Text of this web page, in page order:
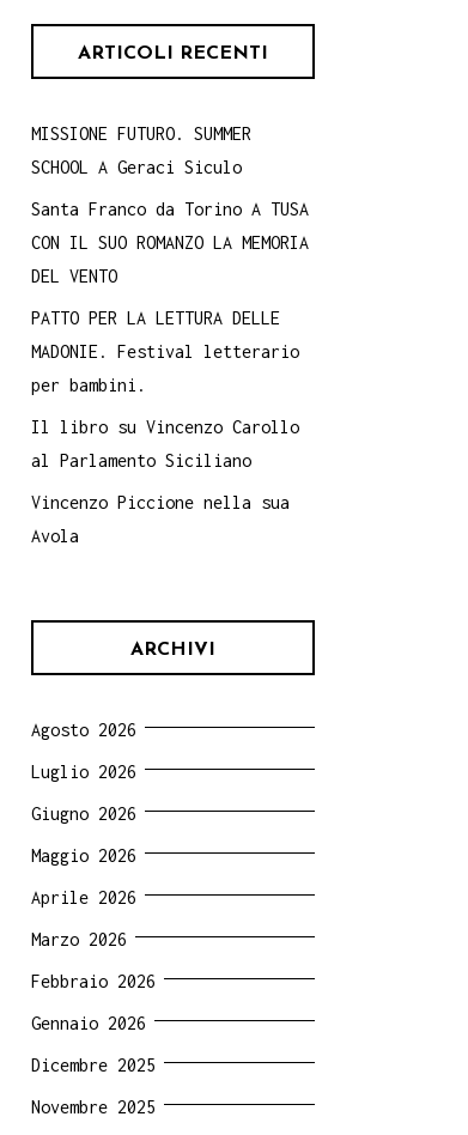
ARTICOLI RECENTI
MISSIONE FUTURO. SUMMER
SCHOOL A Geraci Siculo
Santa Franco da Torino A TUSA
CON IL SUO ROMANZO LA MEMORIA
DEL VENTO
PATTO PER LA LETTURA DELLE
MADONIE. Festival letterario
per bambini.
Il libro su Vincenzo Carollo
al Parlamento Siciliano
Vincenzo Piccione nella sua
Avola
ARCHIVI
Agosto 2026
Luglio 2026
Giugno 2026
Maggio 2026
Aprile 2026
Marzo 2026
Febbraio 2026
Gennaio 2026
Dicembre 2025
Novembre 2025